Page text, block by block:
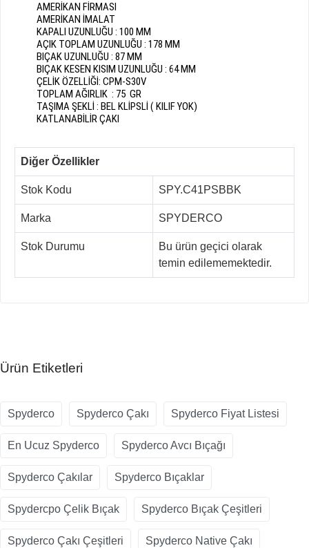
AMERİKAN FİRMASI
AMERİKAN İMALAT
KAPALI UZUNLUĞU : 100 MM
AÇIK TOPLAM UZUNLUĞU : 178 MM
BIÇAK UZUNLUĞU : 87 MM
BIÇAK KESEN KISIM UZUNLUĞU : 64 MM
ÇELİK ÖZELLİĞİ: CPM-S30V
TOPLAM AĞIRLIK : 75 GR
TAŞIMA ŞEKLİ : BEL KLİPSLİ ( KILIF YOK)
KATLANABİLİR ÇAKI
Diğer Özellikler
Stok Kodu SPY.C41PSBBK
Marka SPYDERCO
Stok Durumu
Bu ürün geçici olarak
temin edilememektedir.
Ürün Etiketleri
Spyderco Spyderco Çakı Spyderco Fiyat Listesi
En Ucuz Spyderco Spyderco Avcı Bıçağı
Spyderco Çakılar Spyderco Bıçaklar
Spydercpo Çelik Bıçak Spyderco Bıçak Çeşitleri
Spyderco Çakı Çeşitleri Spyderco Native Çakı